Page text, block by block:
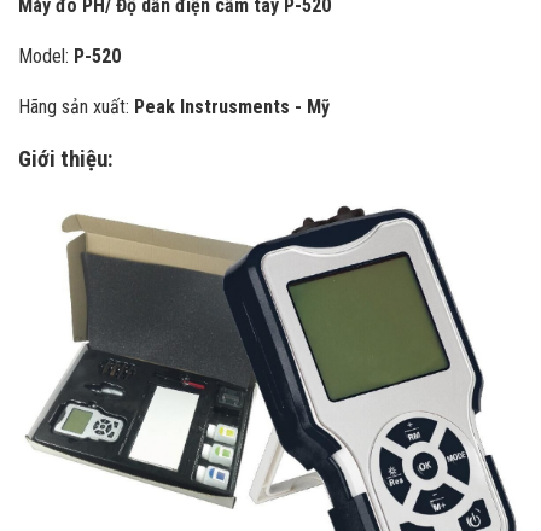
Máy đo PH/ Độ dẫn điện cầm tay P-520
Model: P-520
Hãng sản xuất: Peak Instrusments - Mỹ
Giới thiệu: